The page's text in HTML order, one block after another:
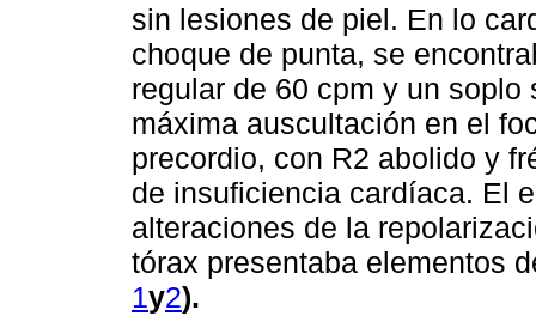
sin lesiones de piel. En lo
choque de punta, se
regular de 60 cpm y un
máxima auscultación en el
precordio, con R2 abolido y
de insuficiencia cardíaca. El
alteraciones de la
tórax presentaba elementos
1y2).